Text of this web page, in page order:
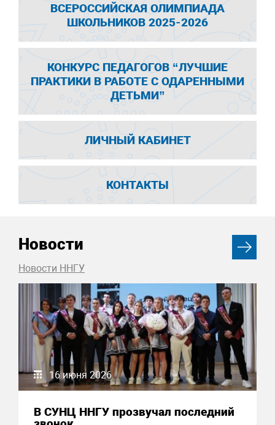
ВСЕРОССИЙСКАЯ ОЛИМПИАДА
ШКОЛЬНИКОВ 2025-2026
КОНКУРС ПЕДАГОГОВ “ЛУЧШИЕ
ПРАКТИКИ В РАБОТЕ С ОДАРЕННЫМИ
ДЕТЬМИ”
ЛИЧНЫЙ КАБИНЕТ
КОНТАКТЫ
Новости
Новости ННГУ
16 июня 2026
В СУНЦ ННГУ прозвучал последний